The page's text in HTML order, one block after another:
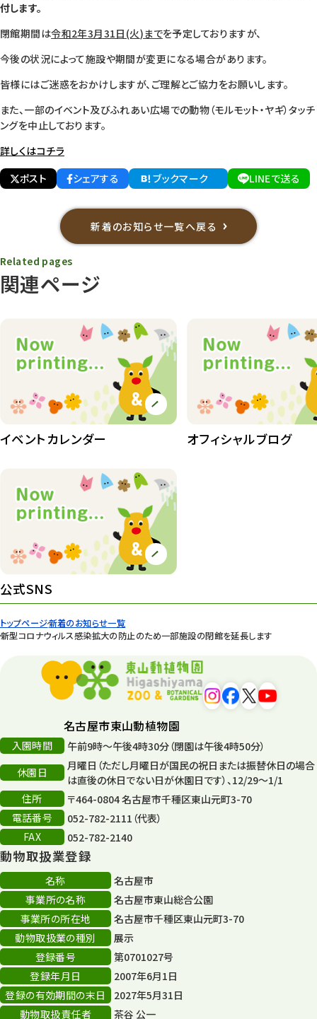
トップページ新着のお知らせ一覧
新型コロナウィルス感染拡大の防止のため一部施設の閉館を延長します
付します。
閉館期間は令和2年3月31日(火)までを予定しておりますが、
今後の状況によって施設や期間が変更になる場合があります。
皆様にはご迷惑をおかけしますが、ご理解とご協力をお願いします。
また、一部のイベント及びふれあい広場での動物（モルモット・ヤギ）タッチ
ングを中止しております。
詳しくはコチラ
ポスト
シェアする ブックマーク LINEで送る
新着のお知らせ一覧へ戻る
関連ページ
Related pages
イベントカレンダー オフィシャルブログ
公式SNS
名古屋市東山動植物園
入園時間
午前9時～午後4時30分（閉園は午後4時50分）
休園日
月曜日（ただし月曜日が国民の祝日または振替休日の場合
は直後の休日でない日が休園日です）、12/29～1/1
住所
〒464-0804 名古屋市千種区東山元町3-70
電話番号
052-782-2111（代表）
FAX
052-782-2140
動物取扱業登録
名称
名古屋市
事業所の名称
名古屋市東山総合公園
事業所の所在地
名古屋市千種区東山元町3-70
動物取扱業の種別
展示
登録番号
第0701027号
登録年月日
2007年6月1日
登録の有効期間の末日
2027年5月31日
動物取扱責任者
茶谷 公一